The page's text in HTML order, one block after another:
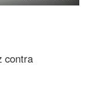
contra